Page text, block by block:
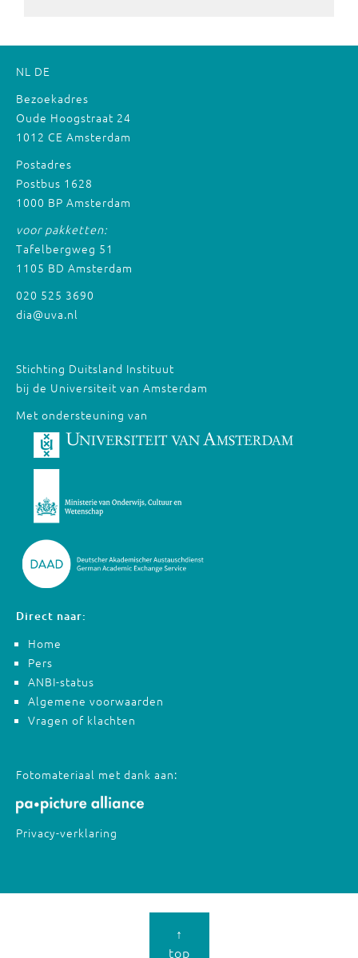
NL DE
Bezoekadres
Oude Hoogstraat 24
1012 CE Amsterdam
Postadres
Postbus 1628
1000 BP Amsterdam
voor pakketten:
Tafelbergweg 51
1105 BD Amsterdam
020 525 3690
dia@uva.nl
Stichting Duitsland Instituut
bij de Universiteit van Amsterdam
Met ondersteuning van
Direct naar:
Home
Pers
ANBI-status
Algemene voorwaarden
Vragen of klachten
Fotomateriaal met dank aan:
Privacy-verklaring
↑
top